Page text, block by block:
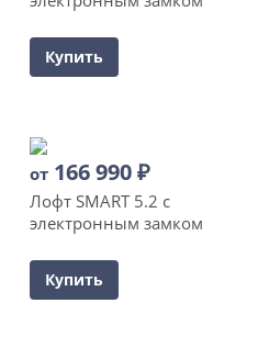
Купить
от 166 990₽
Лофт SMART 5.2 с
электронным замком
Купить